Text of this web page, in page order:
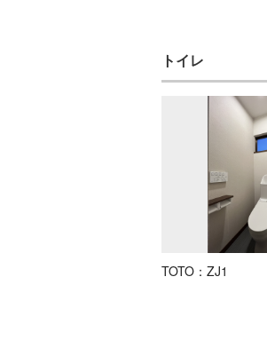
トイレ
TOTO：ZJ1